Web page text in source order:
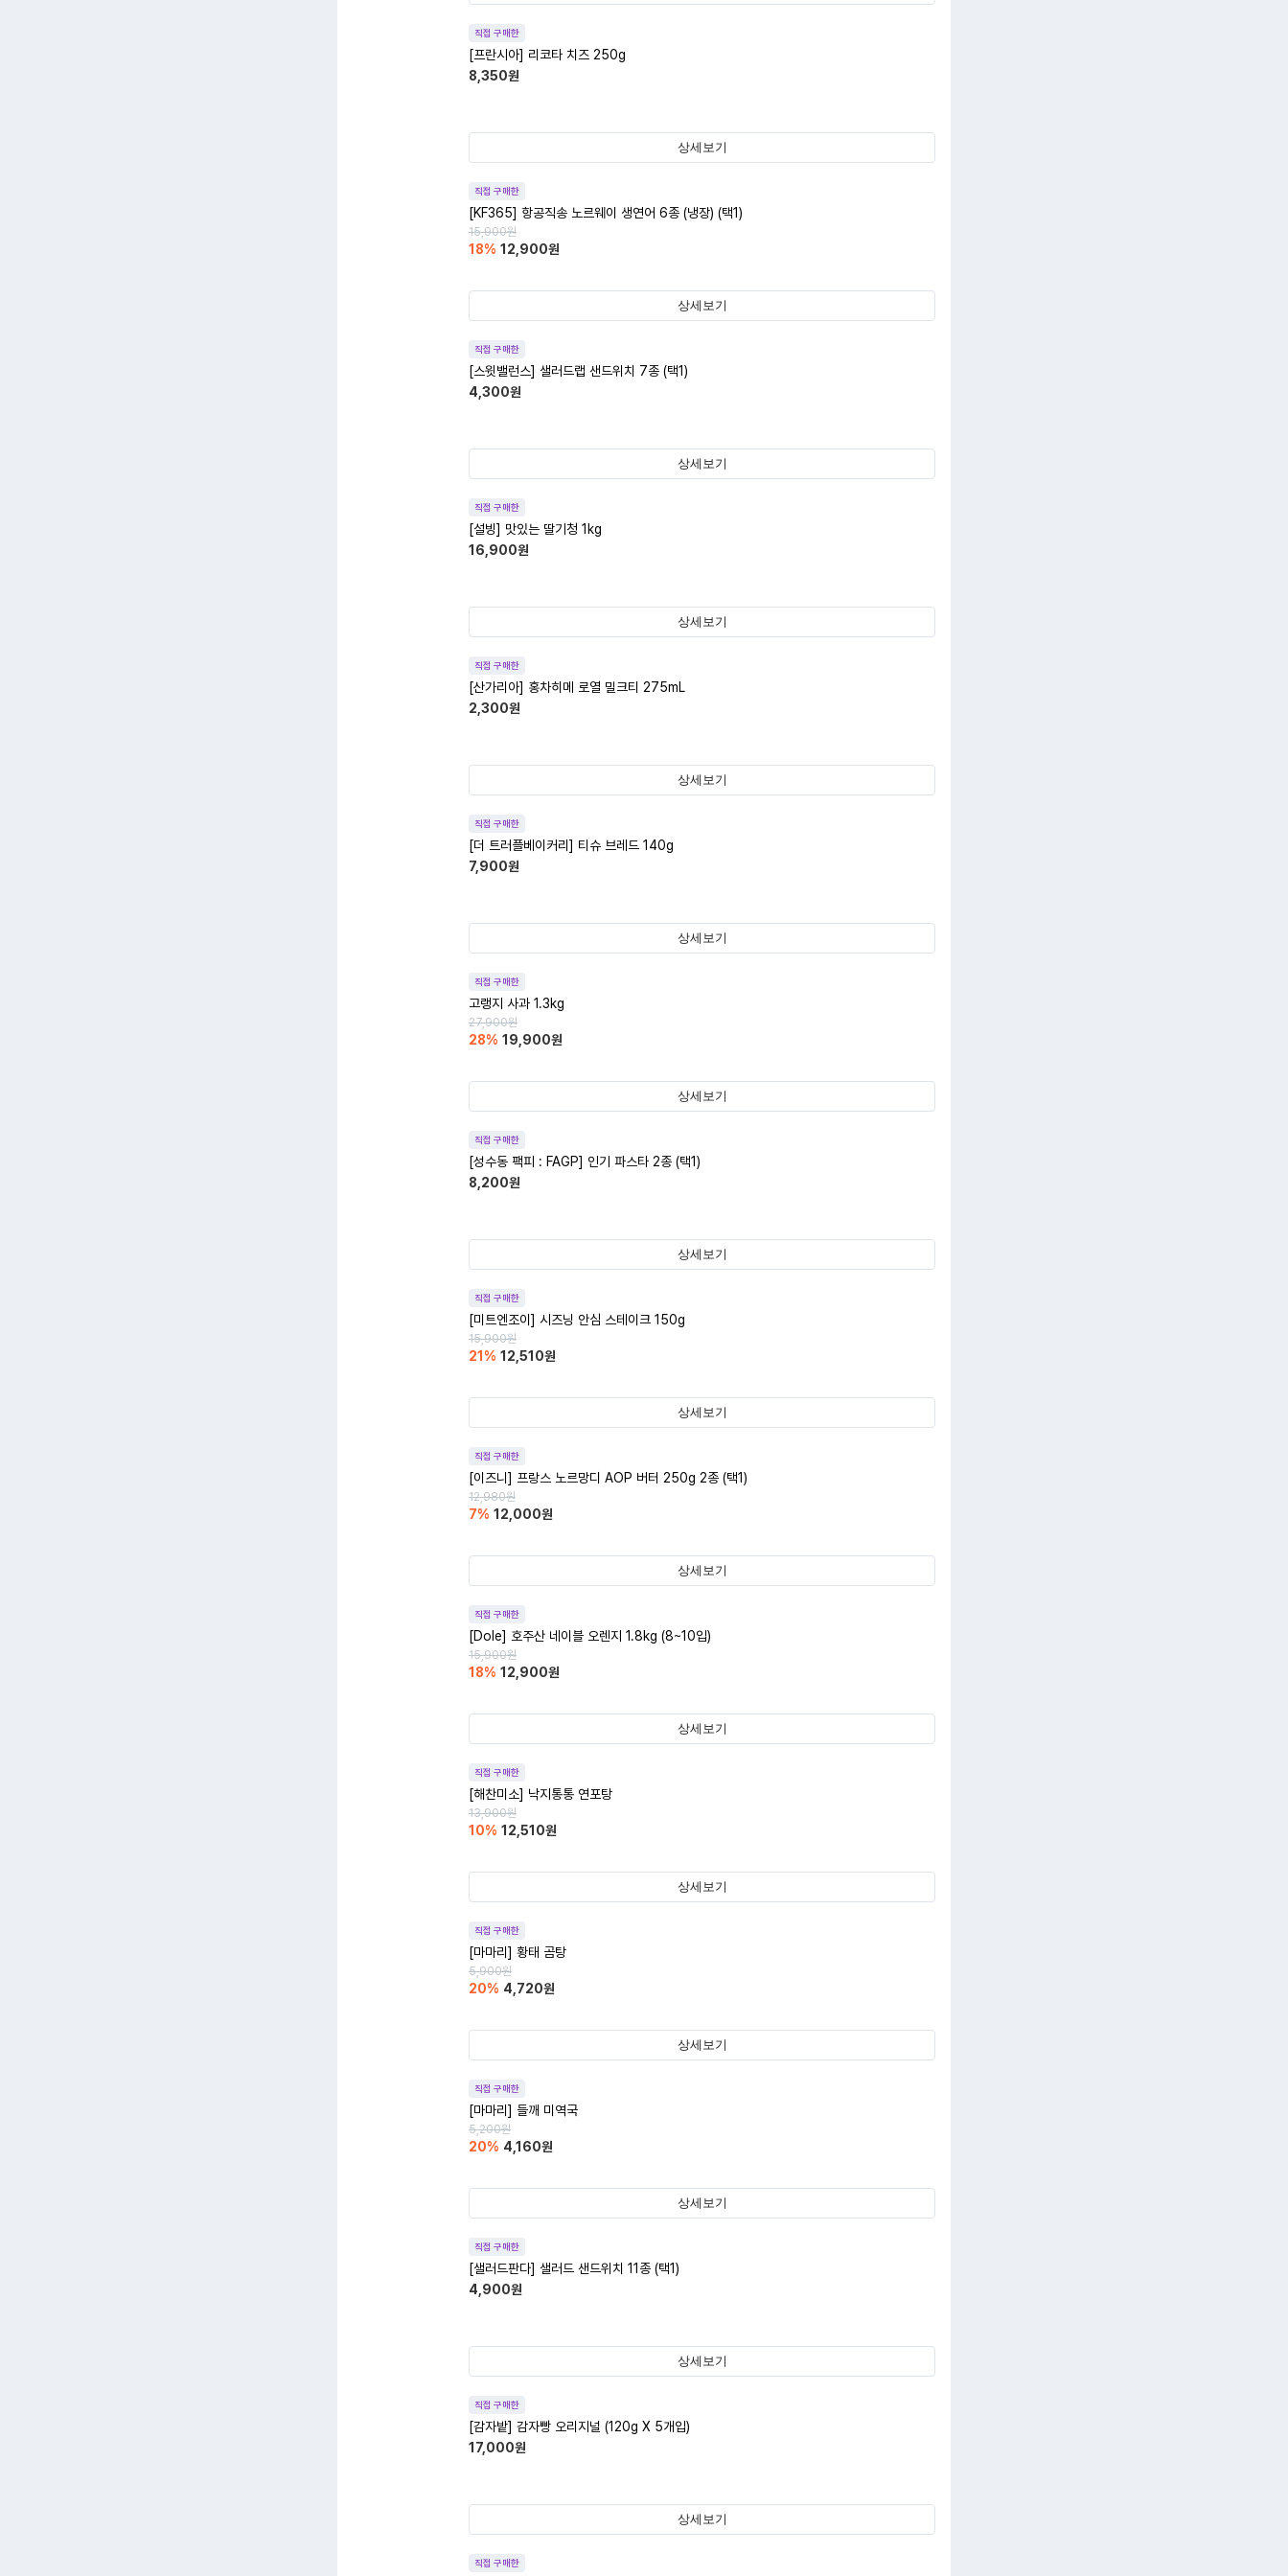
직접 구매한
[프란시아] 리코타 치즈 250g
8,350원
상세보기
직접 구매한
[KF365] 항공직송 노르웨이 생연어 6종 (냉장) (택1)
15,900원
18% 12,900원
상세보기
직접 구매한
[스윗밸런스] 샐러드랩 샌드위치 7종 (택1)
4,300원
상세보기
직접 구매한
[설빙] 맛있는 딸기청 1kg
16,900원
상세보기
직접 구매한
[산가리아] 홍차히메 로열 밀크티 275mL
2,300원
상세보기
직접 구매한
[더 트러플베이커리] 티슈 브레드 140g
7,900원
상세보기
직접 구매한
고랭지 사과 1.3kg
27,900원
28% 19,900원
상세보기
직접 구매한
[성수동 팩피 : FAGP] 인기 파스타 2종 (택1)
8,200원
상세보기
직접 구매한
[미트엔조이] 시즈닝 안심 스테이크 150g
15,900원
21 % 12,510원
상세보기
직접 구매한
[이즈니] 프랑스 노르망디 AOP 버터 250g 2종 (택1)
12,980원
7% 12,000원
상세보기
직접 구매한
[Dole] 호주산 네이블 오렌지 1.8kg (8~10입)
15,900원
18% 12,900원
상세보기
직접 구매한
[해찬미소] 낙지통통 연포탕
13,900원
10% 12,510원
상세보기
직접 구매한
[마마리] 황태 곰탕
5,900원
20% 4,720원
상세보기
직접 구매한
[마마리] 들깨 미역국
5,200원
20% 4,160원
상세보기
직접 구매한
[샐러드판다] 샐러드 샌드위치 11종 (택1)
4,900원
상세보기
직접 구매한
[감자밭] 감자빵 오리지널 (120g X 5개입)
17,000원
상세보기
직접 구매한